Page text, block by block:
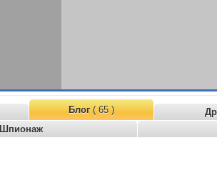
Блог( 65 )
Шпионаж